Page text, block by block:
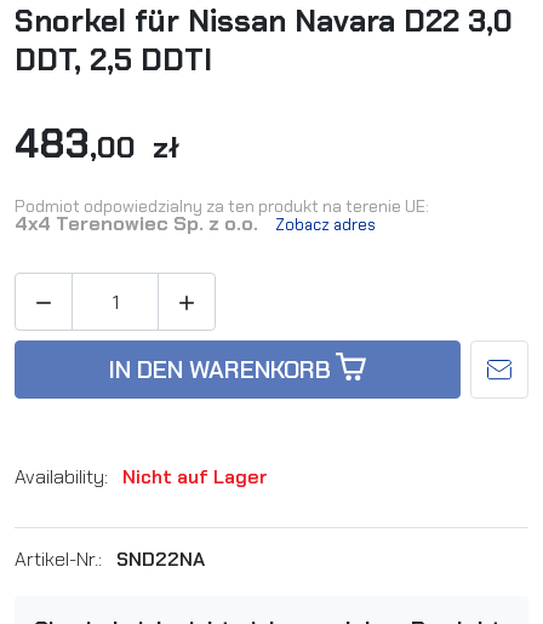
Snorkel für Nissan Navara D22 3,0
DDT, 2,5 DDTI
483,00 zł
Podmiot odpowiedzialny za ten produkt na terenie UE:
4x4 Terenowiec Sp. z o.o. Zobacz adres
 
IN DEN WARENKORB
Availability: Nicht auf Lager
Artikel-Nr.: SND22NA